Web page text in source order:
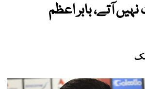
نہیں آتے، بابر اعظم